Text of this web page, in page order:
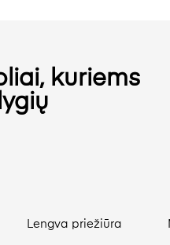
kuriems
Lengva priežiūra